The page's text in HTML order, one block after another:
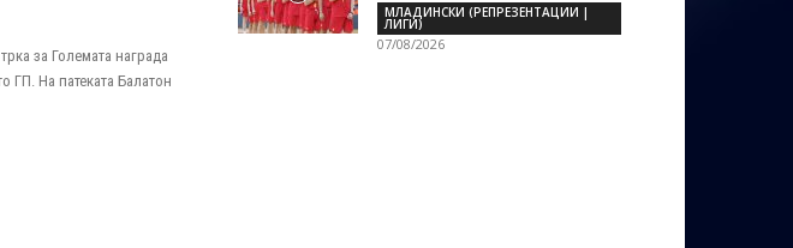
за Големата награда
ГП. На патеката Балатон
МЛАДИНСКИ (РЕПРЕЗЕНТАЦИИ |
ЛИГИ)
07/08/2026